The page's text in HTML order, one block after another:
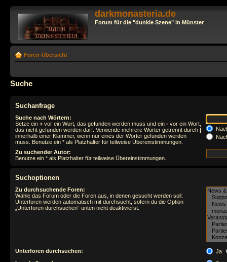
darkmonasteria.de
Forum für die "dunkle Szene" in Münster
Foren-Übersicht
Suche
Suchanfrage
Suche nach Wörtern:
Setze ein + vor ein Wort, das gefunden werden muss und ein - vor ein Wort,
das nicht gefunden werden darf. Verwende mehrere Wörter getrennt durch |
innerhalb einer Klammer, wenn nur eines der Wörter gefunden werden
muss. Benutze ein * als Platzhalter für teilweise Übereinstimmungen.
Zu suchender Autor:
Benutze ein * als Platzhalter für teilweise Übereinstimmungen.
Suchoptionen
Zu durchsuchende Foren:
Wähle das Forum oder die Foren aus, in denen gesucht werden soll.
Unterforen werden automatisch mit durchsucht, sofern du die Option
„Unterforen durchsuchen“ unten nicht deaktivierst.
Unterforen durchsuchen:
Ja